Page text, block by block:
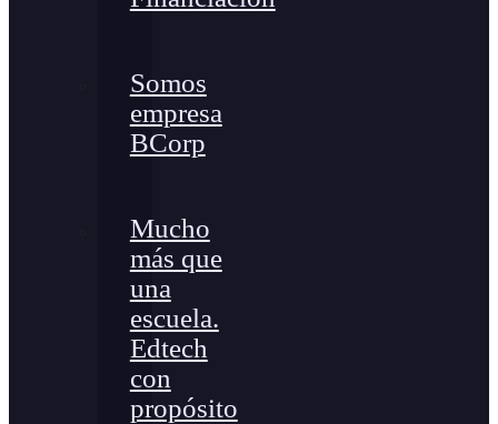
Somos
empresa
BCorp
Mucho
más que
una
escuela.
Edtech
con
propósito